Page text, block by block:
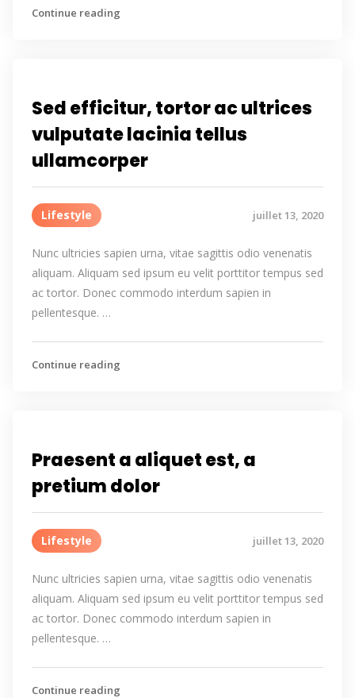
Continue reading
Sed efficitur, tortor ac ultrices
vulputate lacinia tellus
ullamcorper
Lifestyle juillet 13, 2020
Nunc ultricies sapien urna, vitae sagittis odio venenatis
aliquam. Aliquam sed ipsum eu velit porttitor tempus sed
ac tortor. Donec commodo interdum sapien in
pellentesque. …
Continue reading
Praesent a aliquet est, a
pretium dolor
Lifestyle juillet 13, 2020
Nunc ultricies sapien urna, vitae sagittis odio venenatis
aliquam. Aliquam sed ipsum eu velit porttitor tempus sed
ac tortor. Donec commodo interdum sapien in
pellentesque. …
Continue reading